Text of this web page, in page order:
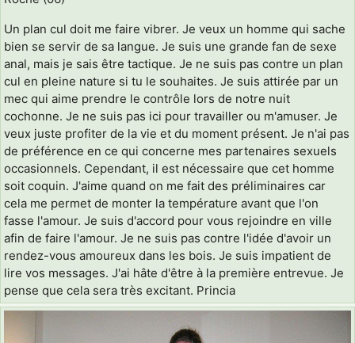
Un plan cul doit me faire vibrer. Je veux un homme qui sache
bien se servir de sa langue. Je suis une grande fan de sexe
anal, mais je sais être tactique. Je ne suis pas contre un plan
cul en pleine nature si tu le souhaites. Je suis attirée par un
mec qui aime prendre le contrôle lors de notre nuit
cochonne. Je ne suis pas ici pour travailler ou m'amuser. Je
veux juste profiter de la vie et du moment présent. Je n'ai pas
de préférence en ce qui concerne mes partenaires sexuels
occasionnels. Cependant, il est nécessaire que cet homme
soit coquin. J'aime quand on me fait des préliminaires car
cela me permet de monter la température avant que l'on
fasse l'amour. Je suis d'accord pour vous rejoindre en ville
afin de faire l'amour. Je ne suis pas contre l'idée d'avoir un
rendez-vous amoureux dans les bois. Je suis impatient de
lire vos messages. J'ai hâte d'être à la première entrevue. Je
pense que cela sera très excitant. Princia